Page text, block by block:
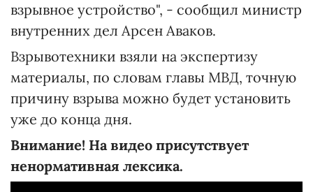
взрывное устройство", - сообщил министр
внутренних дел Арсен Аваков.
Взрывотехники взяли на экспертизу
материалы, по словам главы МВД, точную
причину взрыва можно будет установить
уже до конца дня.
Внимание! На видео присутствует
ненормативная лексика.